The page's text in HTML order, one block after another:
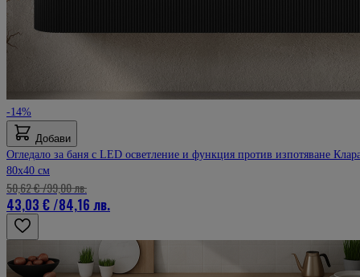
-14%
Добави
Огледало за баня с LED осветление и функция против изпотяване
80x40 см
43,03 €/84,16 лв.
50,62 €/99,00 лв.